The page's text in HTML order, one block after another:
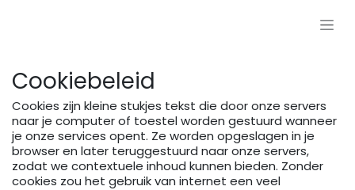
Cookiebeleid
Cookies zijn kleine stukjes tekst die door onze servers
naar je computer of toestel worden gestuurd wanneer
je onze services opent. Ze worden opgeslagen in je
browser en later teruggestuurd naar onze servers,
zodat we contextuele inhoud kunnen bieden. Zonder
cookies zou het gebruik van internet een veel